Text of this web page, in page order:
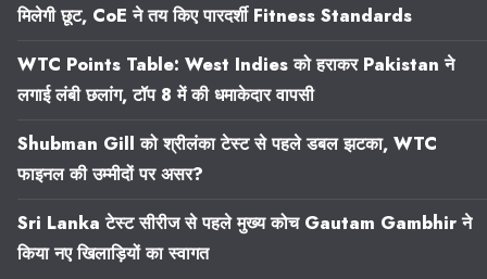
मिलेगी छूट, CoE ने तय किए पारदर्शी Fitness Standards
WTC Points Table: West Indies को हराकर Pakistan ने
लगाई लंबी छलांग, टॉप 8 में की धमाकेदार वापसी
Shubman Gill को श्रीलंका टेस्ट से पहले डबल झटका, WTC
फाइनल की उम्मीदों पर असर?
Sri Lanka टेस्ट सीरीज से पहले मुख्य कोच Gautam Gambhir ने
किया नए खिलाड़ियों का स्वागत